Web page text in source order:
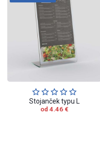
Stojanček typu L
od 4.46 €